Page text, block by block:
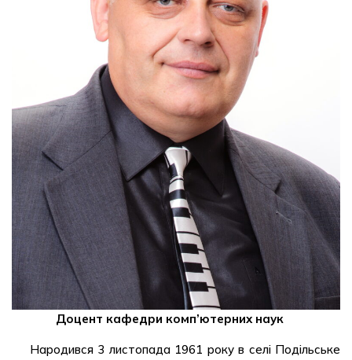
Доцент кафедри комп’ютерних наук
Народився 3 листопада 1961 року в селі Подільське